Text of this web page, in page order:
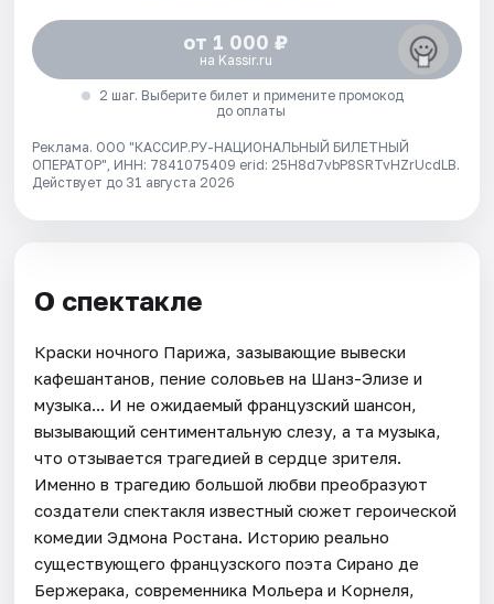
от 1 000 ₽
на Kassir.ru
2 шаг. Выберите билет и примените промокод
до оплаты
Реклама. ООО "КАССИР.РУ-НАЦИОНАЛЬНЫЙ БИЛЕТНЫЙ
ОПЕРАТОР", ИНН: 7841075409 erid: 25H8d7vbP8SRTvHZrUcdLB.
Действует до 31 августа 2026
О спектакле
Краски ночного Парижа, зазывающие вывески
кафешантанов, пение соловьев на Шанз-Элизе и
музыка... И не ожидаемый французский шансон,
вызывающий сентиментальную слезу, а та музыка,
что отзывается трагедией в сердце зрителя.
Именно в трагедию большой любви преобразуют
создатели спектакля известный сюжет героической
комедии Эдмона Ростана. Историю реально
существующего французского поэта Сирано де
Бержерака, современника Мольера и Корнеля,